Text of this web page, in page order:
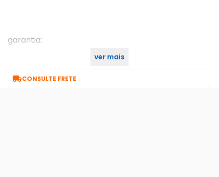
garantia:
ver mais
CONSULTE FRETE